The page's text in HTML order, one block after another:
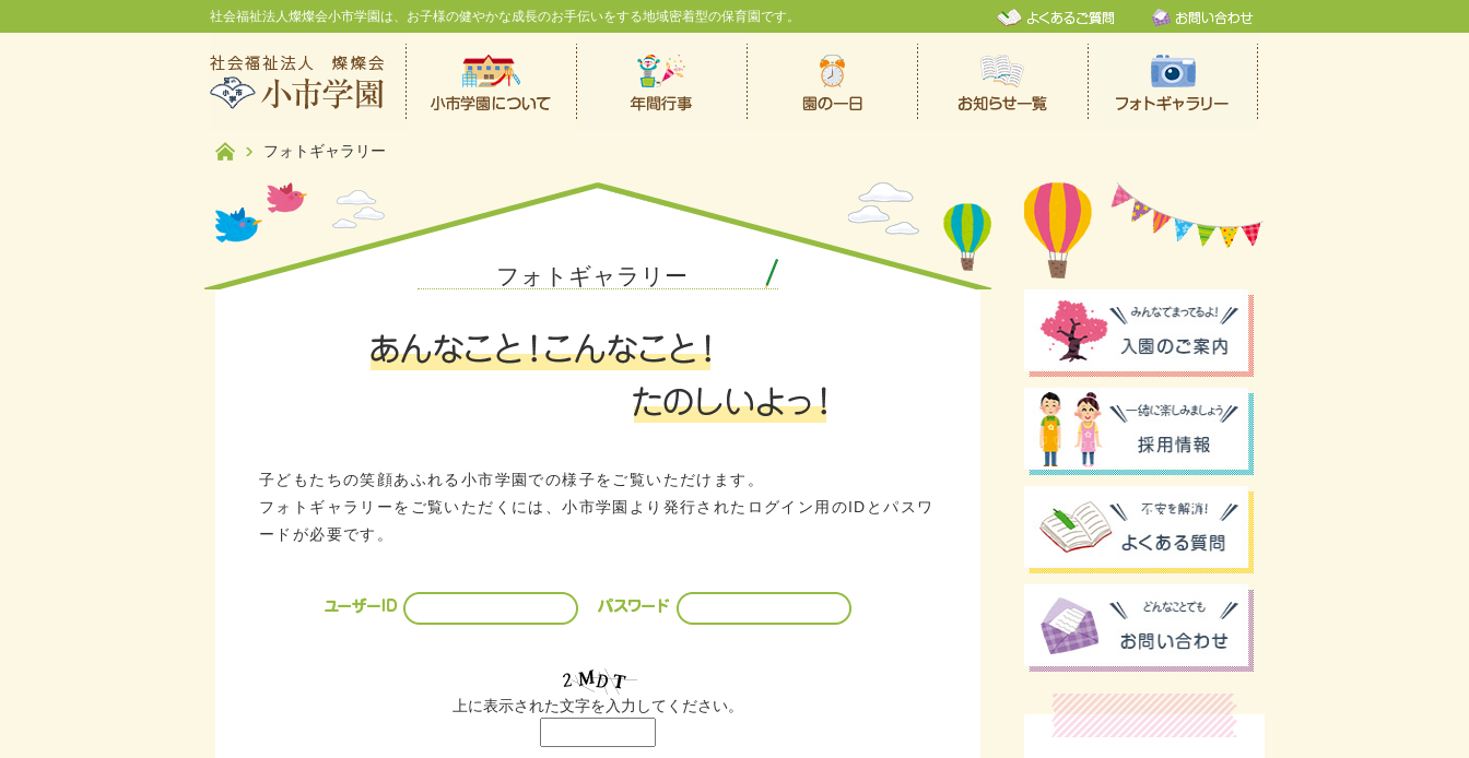
社会福祉法人燦燦会小市学園は、お子様の健やかな成長のお手伝いをする地域密着型の保育園です。
フォトギャラリー
フォトギャラリー
子どもたちの笑顔あふれる小市学園での様子をご覧いただけます。
フォトギャラリーをご覧いただくには、小市学園より発行されたログイン用のIDとパスワ
ードが必要です。
上に表示された文字を入力してください。